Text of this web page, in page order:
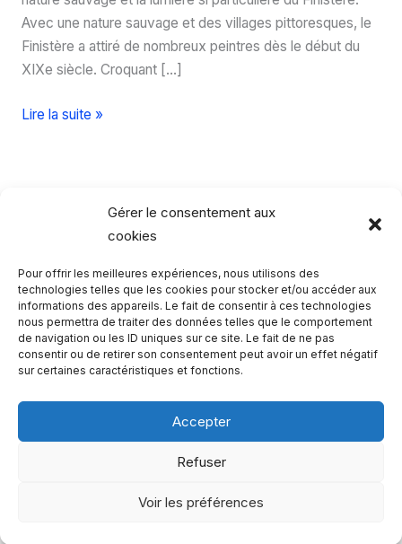
Gérer le consentement aux
cookies
Pour offrir les meilleures expériences, nous utilisons des
technologies telles que les cookies pour stocker et/ou accéder aux
informations des appareils. Le fait de consentir à ces technologies
nous permettra de traiter des données telles que le comportement
de navigation ou les ID uniques sur ce site. Le fait de ne pas
consentir ou de retirer son consentement peut avoir un effet négatif
sur certaines caractéristiques et fonctions.
Accepter
Refuser
Voir les préférences
Avec une nature sauvage et des villages pittoresques, le
Finistère a attiré de nombreux peintres dès le début du
XIXe siècle. Croquant […]
Le
Lire la suite »
Rechercher…
R
e
e
Qui sommes-nous ?